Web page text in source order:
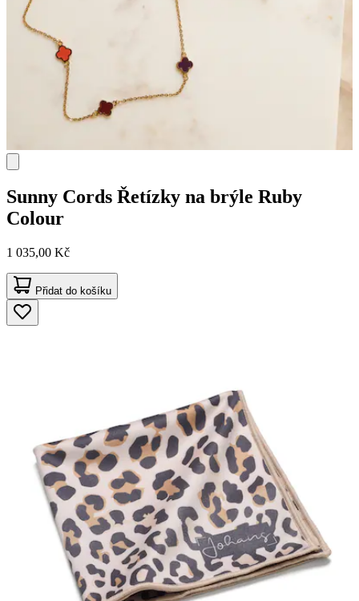
Sunny Cords Řetízky na brýle Ruby
Colour
1 035,00 Kč
Přidat do košíku